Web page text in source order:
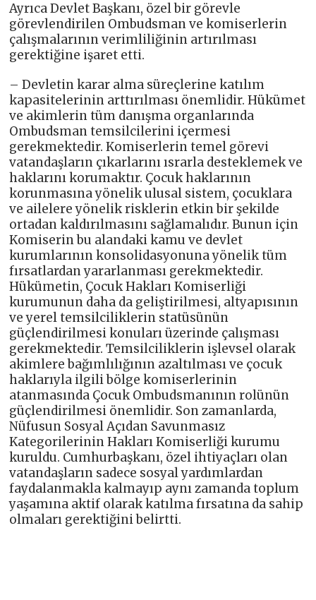
Ayrıca Devlet Başkanı, özel bir görevle
görevlendirilen Ombudsman ve komiserlerin
çalışmalarının verimliliğinin artırılması
gerektiğine işaret etti.
– Devletin karar alma süreçlerine katılım
kapasitelerinin arttırılması önemlidir. Hükümet
ve akimlerin tüm danışma organlarında
Ombudsman temsilcilerini içermesi
gerekmektedir. Komiserlerin temel görevi
vatandaşların çıkarlarını ısrarla desteklemek ve
haklarını korumaktır. Çocuk haklarının
korunmasına yönelik ulusal sistem, çocuklara
ve ailelere yönelik risklerin etkin bir şekilde
ortadan kaldırılmasını sağlamalıdır. Bunun için
Komiserin bu alandaki kamu ve devlet
kurumlarının konsolidasyonuna yönelik tüm
fırsatlardan yararlanması gerekmektedir.
Hükümetin, Çocuk Hakları Komiserliği
kurumunun daha da geliştirilmesi, altyapısının
ve yerel temsilciliklerin statüsünün
güçlendirilmesi konuları üzerinde çalışması
gerekmektedir. Temsilciliklerin işlevsel olarak
akimlere bağımlılığının azaltılması ve çocuk
haklarıyla ilgili bölge komiserlerinin
atanmasında Çocuk Ombudsmanının rolünün
güçlendirilmesi önemlidir. Son zamanlarda,
Nüfusun Sosyal Açıdan Savunmasız
Kategorilerinin Hakları Komiserliği kurumu
kuruldu. Cumhurbaşkanı, özel ihtiyaçları olan
vatandaşların sadece sosyal yardımlardan
faydalanmakla kalmayıp aynı zamanda toplum
yaşamına aktif olarak katılma fırsatına da sahip
olmaları gerektiğini belirtti.